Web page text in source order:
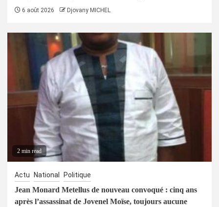
6 août 2026 Djovany MICHEL
2 min read
Actu National Politique
Jean Monard Metellus de nouveau convoqué : cinq ans
après l’assassinat de Jovenel Moïse, toujours aucune